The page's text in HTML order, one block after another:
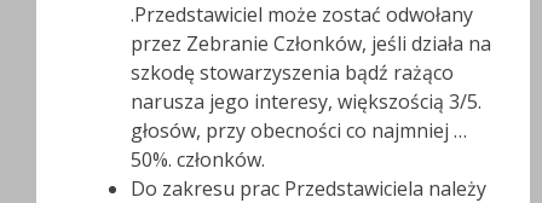
.Przedstawiciel może zostać odwołany
przez Zebranie Członków, jeśli działa na
szkodę stowarzyszenia bądź rażąco
narusza jego interesy, większością 3/5.
głosów, przy obecności co najmniej …
50%. członków.
Do zakresu prac Przedstawiciela należy